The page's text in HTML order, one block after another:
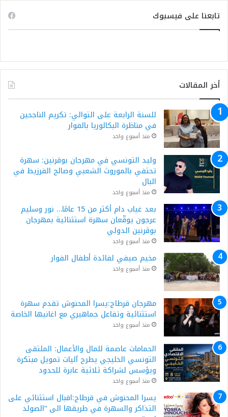
تابعنا على فيسبوك
أخر المقالات
للسنة الرابعة على التوالي: تكريم الناجحين
في مناظرة البكالوريا بالفوار
منذ أسبوع واحد
وليد التونسي في مهرجان بوقرنين: سهرة
تحتفي بالموروث الشعبي وصالح الفرزيط في
البال
منذ أسبوع واحد
بعد غياب دام أكثر من 15 عامًا… نور وسليم
عرجون يوقّعان سهرة استثنائية بمهرجان
بوڨرنين الدولي
منذ أسبوع واحد
مخيم صيفي لفائدة أطفال الفوار
منذ أسبوع واحد
مهرجان قرطاج:يسرا المحنوش تقدم سهرة
استثنائية وتفاعل جماهيري مع اغانيها الخاصة
منذ أسبوع واحد
الحمامات عاصمة للمال والأعمال: الملتقى
التونسي الخليجي يطرح آليات تمويل مبتكرة
ويؤسس لشراكة ثلاثية عابرة للحدود
منذ أسبوع واحد
يسرا المحنوش في قرطاج:اقبال استثنائي على
التذاكر والسهرة في طريقها الى “الصولد